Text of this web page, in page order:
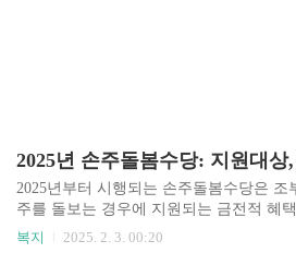
2025년부터 시행되는 손주돌봄수당은 조
주를 돌보는 경우에 지원되는 금전적 혜
이 제도는 조부모가 손주를 돌보는 데 필
복지 2025. 2. 3. 00:20